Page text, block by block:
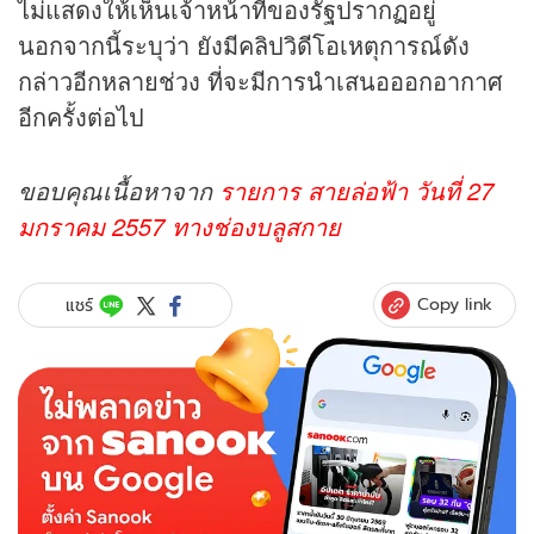
ไม่แสดงให้เห็นเจ้าหน้าที่ของรัฐปรากฏอยู่
นอกจากนี้ระบุว่า ยังมีคลิปวิดีโอเหตุการณ์ดัง
กล่าวอีกหลายช่วง ที่จะมีการนำเสนอออกอากาศ
อีกครั้งต่อไป
ขอบคุณเนื้อหาจาก รายการ สายล่อฟ้า วันที่ 27
มกราคม 2557 ทางช่องบลูสกาย
แชร์ Copy link